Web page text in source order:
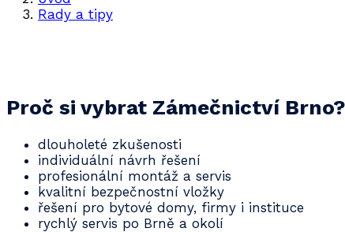
Rady a tipy
Proč si vybrat Zámečnictví Brno?
dlouholeté zkušenosti
individuální návrh řešení
profesionální montáž a servis
kvalitní bezpečnostní vložky
řešení pro bytové domy, firmy i instituce
rychlý servis po Brně a okolí